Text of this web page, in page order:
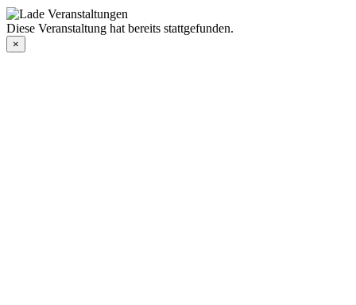
Diese Veranstaltung hat bereits stattgefunden.
×